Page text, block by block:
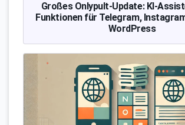
Großes Onlypult-Update: KI-
Funktionen für Telegram,
WordPress